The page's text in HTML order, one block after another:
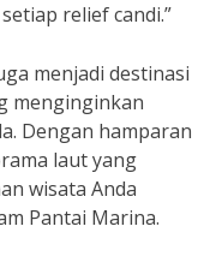
relief candi.”
menjadi destinasi
menginginkan
Dengan hamparan
laut yang
wisata Anda
Pantai Marina.